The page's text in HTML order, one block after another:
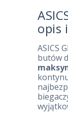
opis
ASICS
butów